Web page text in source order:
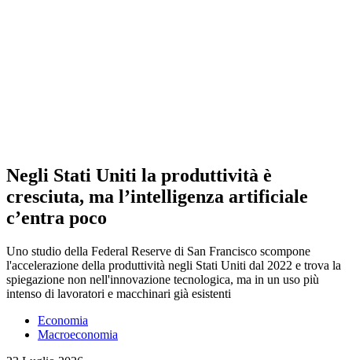
Negli Stati Uniti la produttività è
cresciuta, ma l’intelligenza artificiale
c’entra poco
Uno studio della Federal Reserve di San Francisco scompone
l'accelerazione della produttività negli Stati Uniti dal 2022 e trova la
spiegazione non nell'innovazione tecnologica, ma in un uso più
intenso di lavoratori e macchinari già esistenti
Economia
Macroeconomia